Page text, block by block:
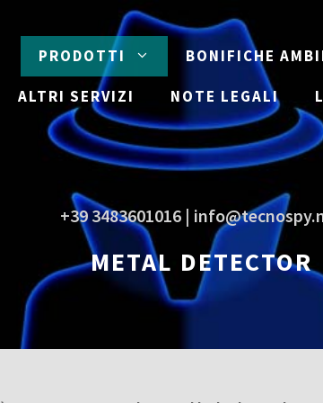
PRODOTTI BONIFICHE
ALTRI SERVIZI NOTE LEGALI
+39 3483601016 |
METAL DETECTOR